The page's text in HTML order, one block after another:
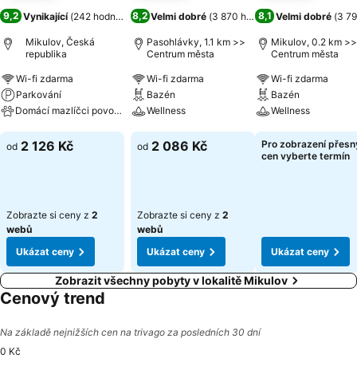
9,2 Vynikající (242 hodnocení)
Mikulov, Česká
republika
Wi-fi zdarma
Parkování
Domácí mazlíčci povoleni
Ukázat ceny
od 2 126 Kč
Zobrazte si ceny z 2
webů
Ukázat ceny
8,2 Velmi dobré (3 870 hodnocení)
Pasohlávky, 1.1 km >>
Centrum města
Wi-fi zdarma
Bazén
Wellness
Ukázat ceny
od 2 086 Kč
Zobrazte si ceny z 2
webů
Ukázat ceny
8,1 Velmi dobré (3
Mikulov, 0.2 km >>
Centrum města
Wi-fi zdarma
Bazén
Wellness
Ukázat ceny
Pro zobrazení
cen vyberte termín
Ukázat ceny
Zobrazit všechny pobyty v lokalitě Mikulov
Cenový trend
Na základě nejnižších cen na trivago za posledních 30 dní
0 Kč